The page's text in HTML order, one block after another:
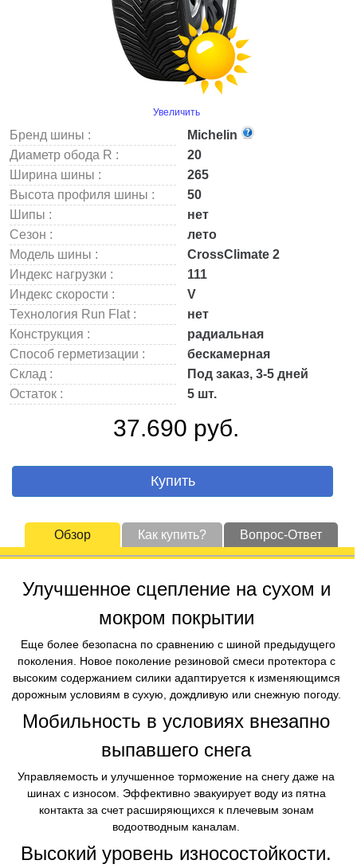
Увеличить
Бренд шины :
Michelin
Диаметр обода R :
20
Ширина шины :
265
Высота профиля шины :
50
Шипы :
нет
Сезон :
лето
Модель шины :
CrossClimate 2
Индекс нагрузки :
111
Индекс скорости :
V
Технология Run Flat :
нет
Конструкция :
радиальная
Способ герметизации :
бескамерная
Склад :
Под заказ, 3-5 дней
Остаток :
5 шт.
37.690 руб.
Купить
Обзор Как купить? Вопрос-Ответ
Улучшенное сцепление на сухом и
мокром покрытии
Еще более безопасна по сравнению с шиной предыдущего
поколения. Новое поколение резиновой смеси протектора с
высоким содержанием силики адаптируется к изменяющимся
дорожным условиям в сухую, дождливую или снежную погоду​.
Мобильность в условиях внезапно
выпавшего снега
​ Управляемость и улучшенное торможение на снегу даже на
шинах с износом. Эффективно эвакуирует воду из пятна
контакта за счет расширяющихся к плечевым зонам
водоотводным каналам​.
Высокий уровень износостойкости.